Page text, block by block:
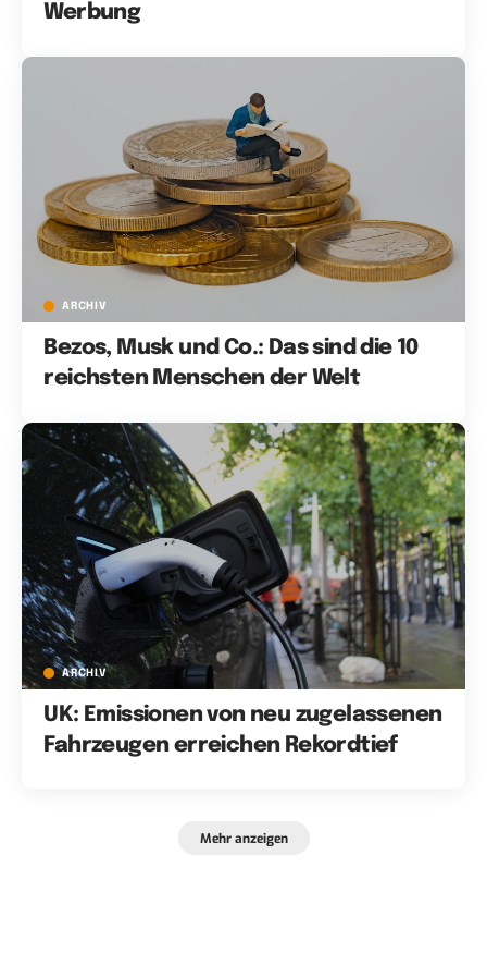
Werbung
ARCHIV
Bezos, Musk und Co.: Das sind die 10
reichsten Menschen der Welt
ARCHIV
UK: Emissionen von neu zugelassenen
Fahrzeugen erreichen Rekordtief
Mehr anzeigen